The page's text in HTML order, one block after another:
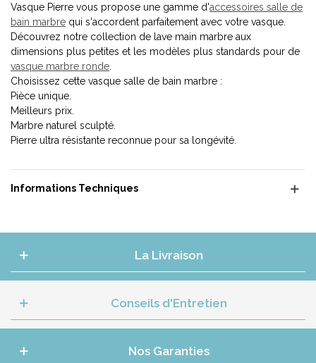
Vasque Pierre vous propose une gamme d'accessoires salle de
bain marbre qui s'accordent parfaitement avec votre vasque.
Découvrez notre collection de lave main marbre aux
dimensions plus petites et les modèles plus standards pour de
vasque marbre ronde
Choisissez cette vasque salle de bain marbre :
Pièce unique.
Meilleurs prix.
Marbre naturel sculpté.
Pierre ultra résistante reconnue pour sa longévité.
Informations Techniques
La Livraison
Conseils d'Entretien
Nos Garanties